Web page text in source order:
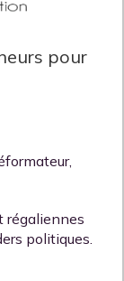
pour
régaliennes
politiques.